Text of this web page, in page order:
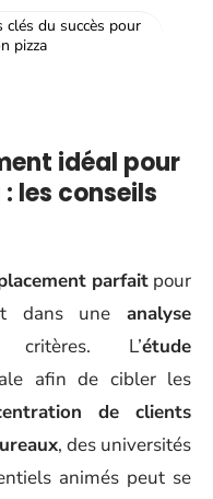
clés du succès pour
pizza
idéal pour
les conseils
parfaitpour
dans une analyse
L’étude
afin de cibler les
de clients
, des universités
animés peut se